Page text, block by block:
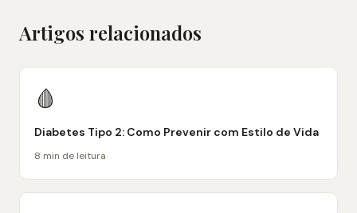
Artigos relacionados
🩸
Diabetes Tipo 2: Como Prevenir com Estilo de Vida
8 min de leitura